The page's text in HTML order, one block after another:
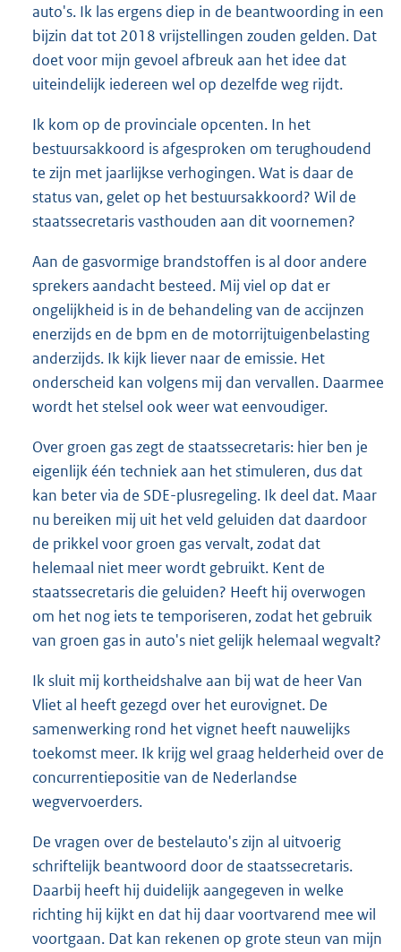
auto's. Ik las ergens diep in de beantwoording in een
bijzin dat tot 2018 vrijstellingen zouden gelden. Dat
doet voor mijn gevoel afbreuk aan het idee dat
uiteindelijk iedereen wel op dezelfde weg rijdt.
Ik kom op de provinciale opcenten. In het
bestuursakkoord is afgesproken om terughoudend
te zijn met jaarlijkse verhogingen. Wat is daar de
status van, gelet op het bestuursakkoord? Wil de
staatssecretaris vasthouden aan dit voornemen?
Aan de gasvormige brandstoffen is al door andere
sprekers aandacht besteed. Mij viel op dat er
ongelijkheid is in de behandeling van de accijnzen
enerzijds en de bpm en de motorrijtuigenbelasting
anderzijds. Ik kijk liever naar de emissie. Het
onderscheid kan volgens mij dan vervallen. Daarmee
wordt het stelsel ook weer wat eenvoudiger.
Over groen gas zegt de staatssecretaris: hier ben je
eigenlijk één techniek aan het stimuleren, dus dat
kan beter via de SDE-plusregeling. Ik deel dat. Maar
nu bereiken mij uit het veld geluiden dat daardoor
de prikkel voor groen gas vervalt, zodat dat
helemaal niet meer wordt gebruikt. Kent de
staatssecretaris die geluiden? Heeft hij overwogen
om het nog iets te temporiseren, zodat het gebruik
van groen gas in auto's niet gelijk helemaal wegvalt?
Ik sluit mij kortheidshalve aan bij wat de heer Van
Vliet al heeft gezegd over het eurovignet. De
samenwerking rond het vignet heeft nauwelijks
toekomst meer. Ik krijg wel graag helderheid over de
concurrentiepositie van de Nederlandse
wegvervoerders.
De vragen over de bestelauto's zijn al uitvoerig
schriftelijk beantwoord door de staatssecretaris.
Daarbij heeft hij duidelijk aangegeven in welke
richting hij kijkt en dat hij daar voortvarend mee wil
voortgaan. Dat kan rekenen op grote steun van mijn